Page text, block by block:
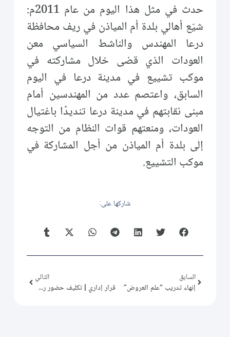
حدث في مثل هذا اليوم من عام 2011م:
شيّع أهالي بلدة أم المياذن في ريف محافظة
درعا المهندس والناشط السياسي معن
العودات الذي قضى خلال مشاركته في
موكب تشييع في مدينة درعا في اليوم
السابق، واعتصم عدد من المهندسين أمام
مبنى نقابتهم في مدينة درعا تنديدًا باغتيال
العودات، ومنعتهم قوات النظام من التوجه
إلى بلدة أم المياذن من أجل المشاركة في
موكب التشييع.
شاركها على:
السابق
إنهاء تدريب “علم العروض”
التالي
قرار إداري | تكليف حضور رسمي